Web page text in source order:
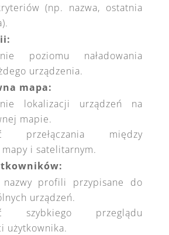
(np. nazwa, ostatnia
poziomu naładowania
urządzenia.
mapa:
lokalizacji urządzeń na
mapie.
przełączania między
i satelitarnym.
profili przypisane do
urządzeń.
szybkiego przeglądu
użytkownika.